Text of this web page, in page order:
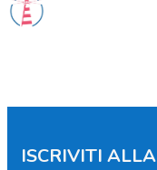
ISCRIVITI